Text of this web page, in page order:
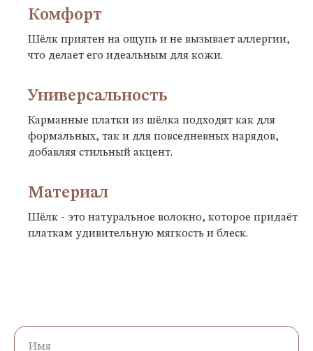
Комфорт
Шёлк приятен на ощупь и не вызывает аллергии,
что делает его идеальным для кожи.
Универсальность
Карманные платки из шёлка подходят как для
формальных, так и для повседневных нарядов,
добавляя стильный акцент.
Материал
Шёлк - это натуральное волокно, которое придаёт
платкам удивительную мягкость и блеск.